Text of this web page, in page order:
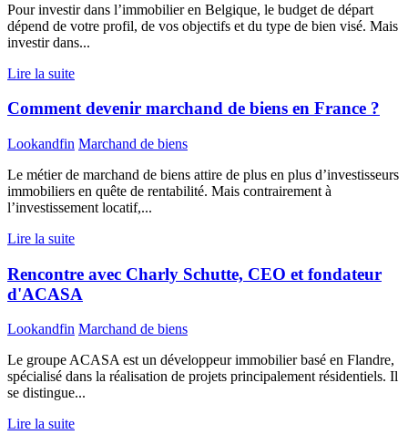
Pour investir dans l’immobilier en Belgique, le budget de départ
dépend de votre profil, de vos objectifs et du type de bien visé. Mais
investir dans...
Lire la suite
Comment devenir marchand de biens en France ?
Lookandfin Marchand de biens
Le métier de marchand de biens attire de plus en plus d’investisseurs
immobiliers en quête de rentabilité. Mais contrairement à
l’investissement locatif,...
Lire la suite
Rencontre avec Charly Schutte, CEO et fondateur
d'ACASA
Lookandfin Marchand de biens
Le groupe ACASA est un développeur immobilier basé en Flandre,
spécialisé dans la réalisation de projets principalement résidentiels. Il
se distingue...
Lire la suite